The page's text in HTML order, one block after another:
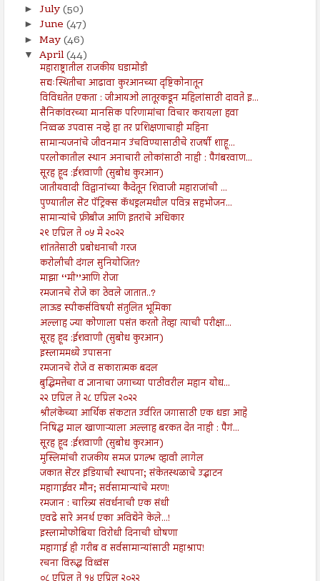
► July(50)
► June (47)
► May(46)
▼ April(44)
महाराष्ट्रातील राजकीय घडामोडी
सद्यःस्थितीचा आढावा कुरआनच्या दृष्टिकोनातून
विविधतेत एकता : जीआयओ लातूरकडून महिलांसाठी दावते इ...
सैनिकांवरच्या मानसिक परिणामांचा विचार करायला हवा
निव्वळ उपवास नव्हे हा तर प्रशिक्षणाचाही महिना
सामान्यजनांचे जीवनमान उंचविण्यासाठीचे राजर्षी शाहू...
परलोकातील स्थान अनाचारी लोकांसाठी नाही : पैगंबरवाण...
सूरह हूद :ईशवाणी (सुबोध कुरआन)
जातीयवादी विद्वानांच्या कैदेतून शिवाजी महाराजांची ...
पुण्यातील सेंट पॅट्रिक्स कॅथड्रलमधील पवित्र सहभोजन...
सामान्यांचे फ्रीबीज आणि इतरांचे अधिकार
२९ एप्रिल ते ०५ मे २०२२
शांततेसाठी प्रबोधनाची गरज
करोलीची दंगल सुनियोजित?
माझा ‘‘मी’’आणि रोजा
रमजानचे रोजे का ठेवले जातात..?
लाऊड स्पीकर्सविषयी संतुलित भूमिका
अल्लाह ज्या कोणाला पसंत करतो तेव्हा त्याची परीक्षा...
सूरह हूद :ईशवाणी (सुबोध कुरआन)
इस्लाममध्ये उपासना
रमजानचे रोजे व सकारात्मक बदल
बुद्धिमत्तेचा व ज्ञानाचा जगाच्या पाठीवरील महान योध...
२२ एप्रिल ते २८ एप्रिल २०२२
श्रीलंकेच्या आर्थिक संकटात उर्वरित जगासाठी एक धडा आहे
निषिद्ध माल खाणाऱ्याला अल्लाह बरकत देत नाही : पैगं...
सूरह हूद :ईशवाणी (सुबोध कुरआन)
मुस्लिमांची राजकीय समज प्रगल्भ व्हावी लागेल
जकात सेंटर इंडियाची स्थापना; संकेतस्थळाचे उद्घाटन
महागाईवर मौन; सर्वसामान्यांचे मरण!
रमजान : चारित्र्य संवर्धनाची एक संधी
एवढे सारे अनर्थ एका अविद्येने केले...!
इस्लामोफोबिया विरोधी दिनाची घोषणा
महागाई ही गरीब व सर्वसामान्यांसाठी महाश्राप!
रचना विरुद्ध विध्वंस